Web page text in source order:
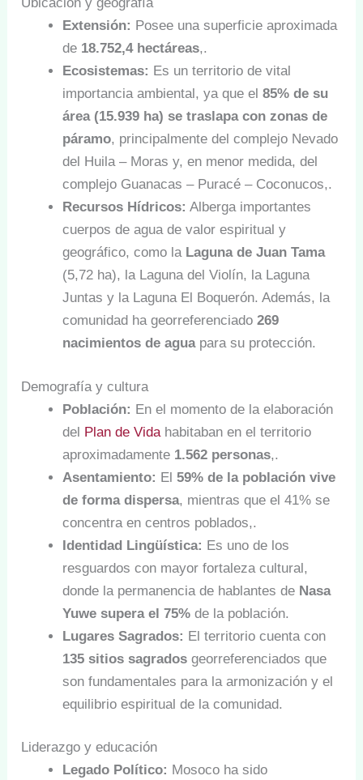
Extensión: Posee una superficie aproximada
de 18.752,4 hectáreas,.
Ecosistemas: Es un territorio de vital
importancia ambiental, ya que el85% de su
área (15.939 ha) se traslapa con zonas de
páramo, principalmente del complejo Nevado
del Huila – Moras y, en menor medida, del
complejo Guanacas – Puracé – Coconucos,.
Recursos Hídricos: Alberga importantes
cuerpos de agua de valor espiritual y
geográfico, como la Laguna de Juan Tama
(5,72 ha), la Laguna del Violín, la Laguna
Juntas y la Laguna El Boquerón. Además, la
comunidad ha georreferenciado269
nacimientos de aguapara su protección.
Demografía y cultura
Población: En el momento de la elaboración
del Plan de Vida habitaban en el territorio
aproximadamente 1.562 personas,.
Asentamiento: El59% de la población vive
de forma dispersa, mientras que el 41% se
concentra en centros poblados,.
Identidad Lingüística: Es uno de los
resguardos con mayor fortaleza cultural,
donde la permanencia de hablantes de Nasa
Yuwe supera el 75% de la población.
Lugares Sagrados: El territorio cuenta con
135 sitios sagrados georreferenciados que
son fundamentales para la armonización y el
equilibrio espiritual de la comunidad.
Liderazgo y educación
Legado Político: Mosoco ha sido